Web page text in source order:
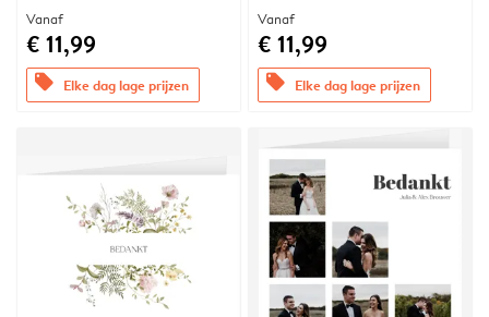
Vanaf
€ 11,99
offers Elke dag lage prijzen
Vanaf
€ 11,99
offers Elke dag lage prijzen